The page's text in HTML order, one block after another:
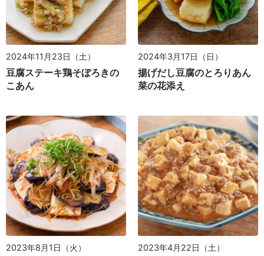
2024年11月23日（土）
豆腐ステーキ鶏そぼろきの
こあん
2024年3月17日（日）
揚げだし豆腐のとろりあん
菜の花添え
2023年8月1日（火） 2023年4月22日（土）